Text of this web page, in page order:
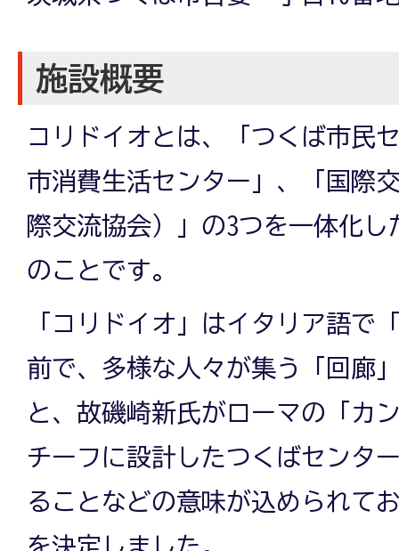
施設概要
コリドイオとは、「つくば市民
市消費生活センター」、「国際
際交流協会）」の3つを一体化
のことです。
「コリドイオ」はイタリア語で
前で、多様な人々が集う「回廊
と、故磯崎新氏がローマの「カ
チーフに設計したつくばセンタ
ることなどの意味が込められて
を決定しました。